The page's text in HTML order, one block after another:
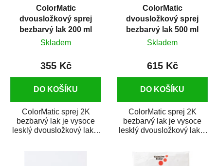
ColorMatic
dvousložkový sprej
bezbarvý lak 200 ml
Skladem
355 Kč
DO KOŠÍKU
ColorMatic sprej 2K
bezbarvý lak je vysoce
lesklý dvousložkový lak s
ColorMatic
dvousložkový sprej
bezbarvý lak 500 ml
Skladem
615 Kč
DO KOŠÍKU
ColorMatic sprej 2K
bezbarvý lak je vysoce
lesklý dvousložkový lak s